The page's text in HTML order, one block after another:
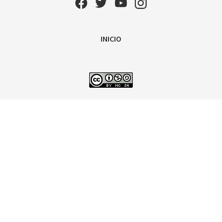
INICIO